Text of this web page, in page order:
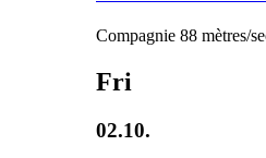
Compagnie 88 mètres/
Fri
02.10.